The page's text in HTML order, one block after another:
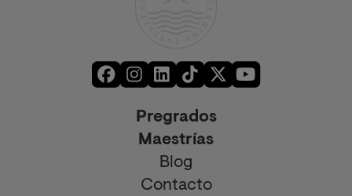
Pregrados
Maestrías
Blog
Contacto